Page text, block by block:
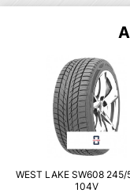
WEST LAKE SW608 245/
104V